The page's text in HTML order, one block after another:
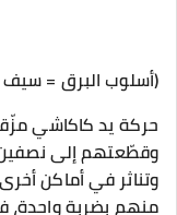
(أسلوب البرق =
حركة يد كاكاشي مزّقت
وقطّعتهم إلى نصفين.
وتناثر في أماكن
منهم بضربة واحدة،